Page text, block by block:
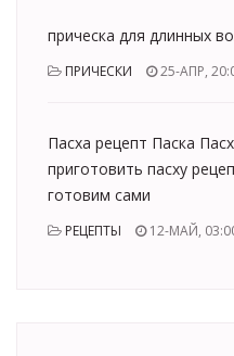
прическа для длинных
ПРИЧЕСКИ 25-АПР,
Пасха рецепт Паска
приготовить пасху
готовим сами
РЕЦЕПТЫ 12-МАЙ,